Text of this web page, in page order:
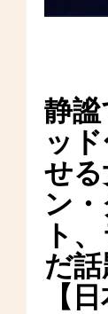
静
ッ
せ
ン
ト
だ話
【